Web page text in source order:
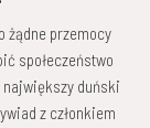
żądne przemocy
społeczeństwo
duński
z członkiem